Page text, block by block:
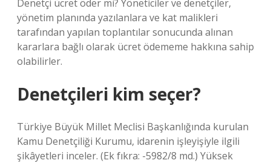
Denetçi ücret öder mi? Yöneticiler ve denetçiler,
yönetim planında yazılanlara ve kat malikleri
tarafından yapılan toplantılar sonucunda alınan
kararlara bağlı olarak ücret ödememe hakkına sahip
olabilirler.
Denetçileri kim seçer?
Türkiye Büyük Millet Meclisi Başkanlığında kurulan
Kamu Denetçiliği Kurumu, idarenin işleyişiyle ilgili
şikâyetleri inceler. (Ek fıkra: -5982/8 md.) Yüksek